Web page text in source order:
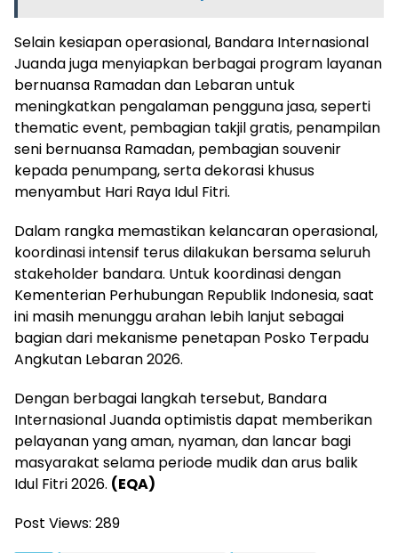
Selain kesiapan operasional, Bandara Internasional
Juanda juga menyiapkan berbagai program layanan
bernuansa Ramadan dan Lebaran untuk
meningkatkan pengalaman pengguna jasa, seperti
thematic event, pembagian takjil gratis, penampilan
seni bernuansa Ramadan, pembagian souvenir
kepada penumpang, serta dekorasi khusus
menyambut Hari Raya Idul Fitri.
Dalam rangka memastikan kelancaran operasional,
koordinasi intensif terus dilakukan bersama seluruh
stakeholder bandara. Untuk koordinasi dengan
Kementerian Perhubungan Republik Indonesia, saat
ini masih menunggu arahan lebih lanjut sebagai
bagian dari mekanisme penetapan Posko Terpadu
Angkutan Lebaran 2026.
Dengan berbagai langkah tersebut, Bandara
Internasional Juanda optimistis dapat memberikan
pelayanan yang aman, nyaman, dan lancar bagi
masyarakat selama periode mudik dan arus balik
Idul Fitri 2026. (EQA)
Post Views: 289